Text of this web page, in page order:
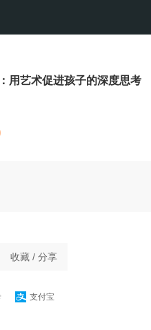
用艺术促进孩子的深度思考
收藏 / 分享
支付宝